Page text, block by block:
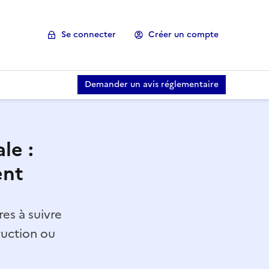
Se connecter Créer un compte
Demander un avis réglementaire
:
à suivre
ou